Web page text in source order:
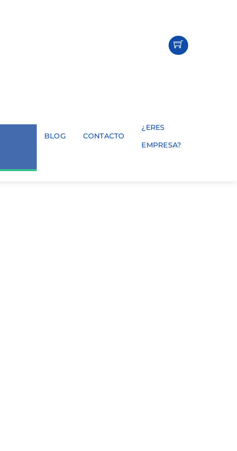
BLOG CONTACTO
¿ERES
EMPRESA?